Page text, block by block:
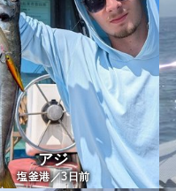
アジ
塩釜港／3日前